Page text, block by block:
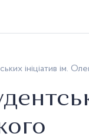
ініціатив ім.